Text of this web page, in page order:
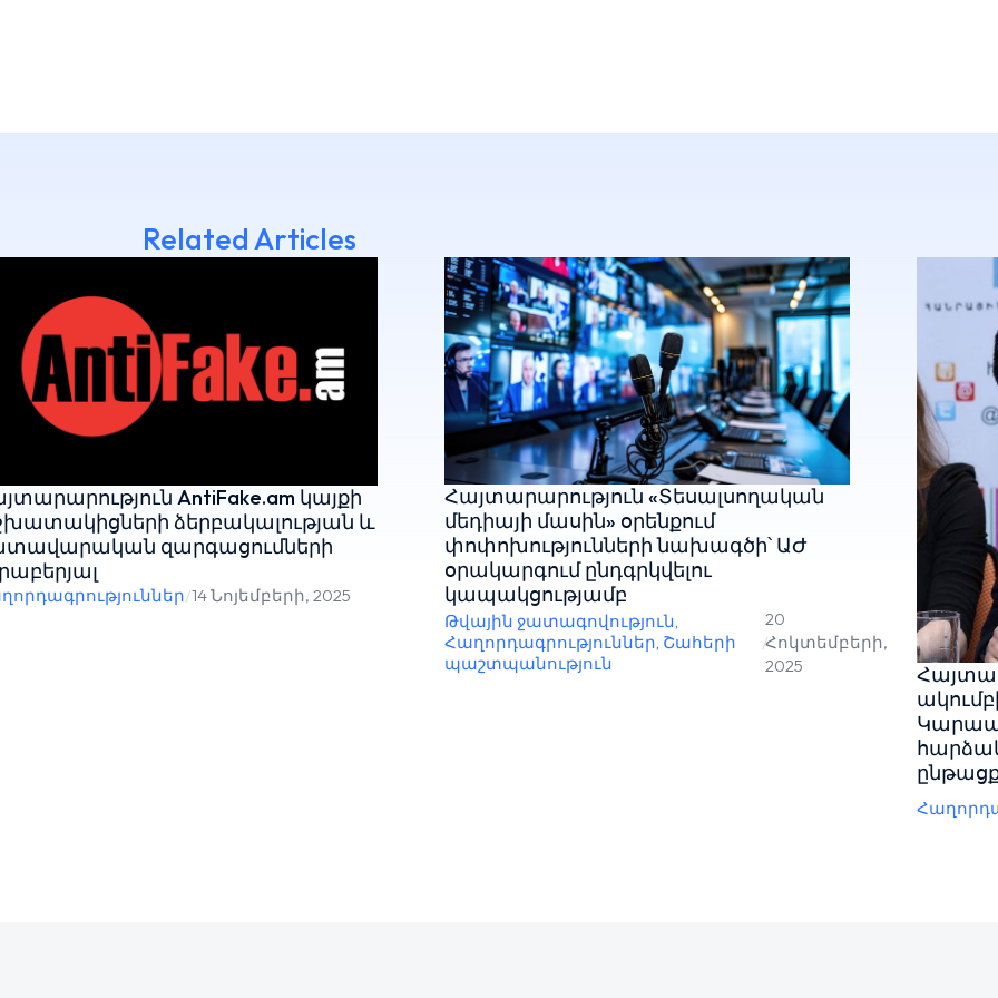
Related Articles
AntiFake.am կայքի
ձերբակալության և
զարգացումների
/14 Նոյեմբերի, 2025
Հայտարարություն «Տեսալսողական
մեդիայի մասին» օրենքում
փոփոխությունների նախագծի՝ ԱԺ
օրակարգում ընդգրկվելու
կապակցությամբ
Թվային ջատագովություն,
Հաղորդագրություններ, Շահերի
պաշտպանություն
/
20
Հոկտեմբերի,
2025